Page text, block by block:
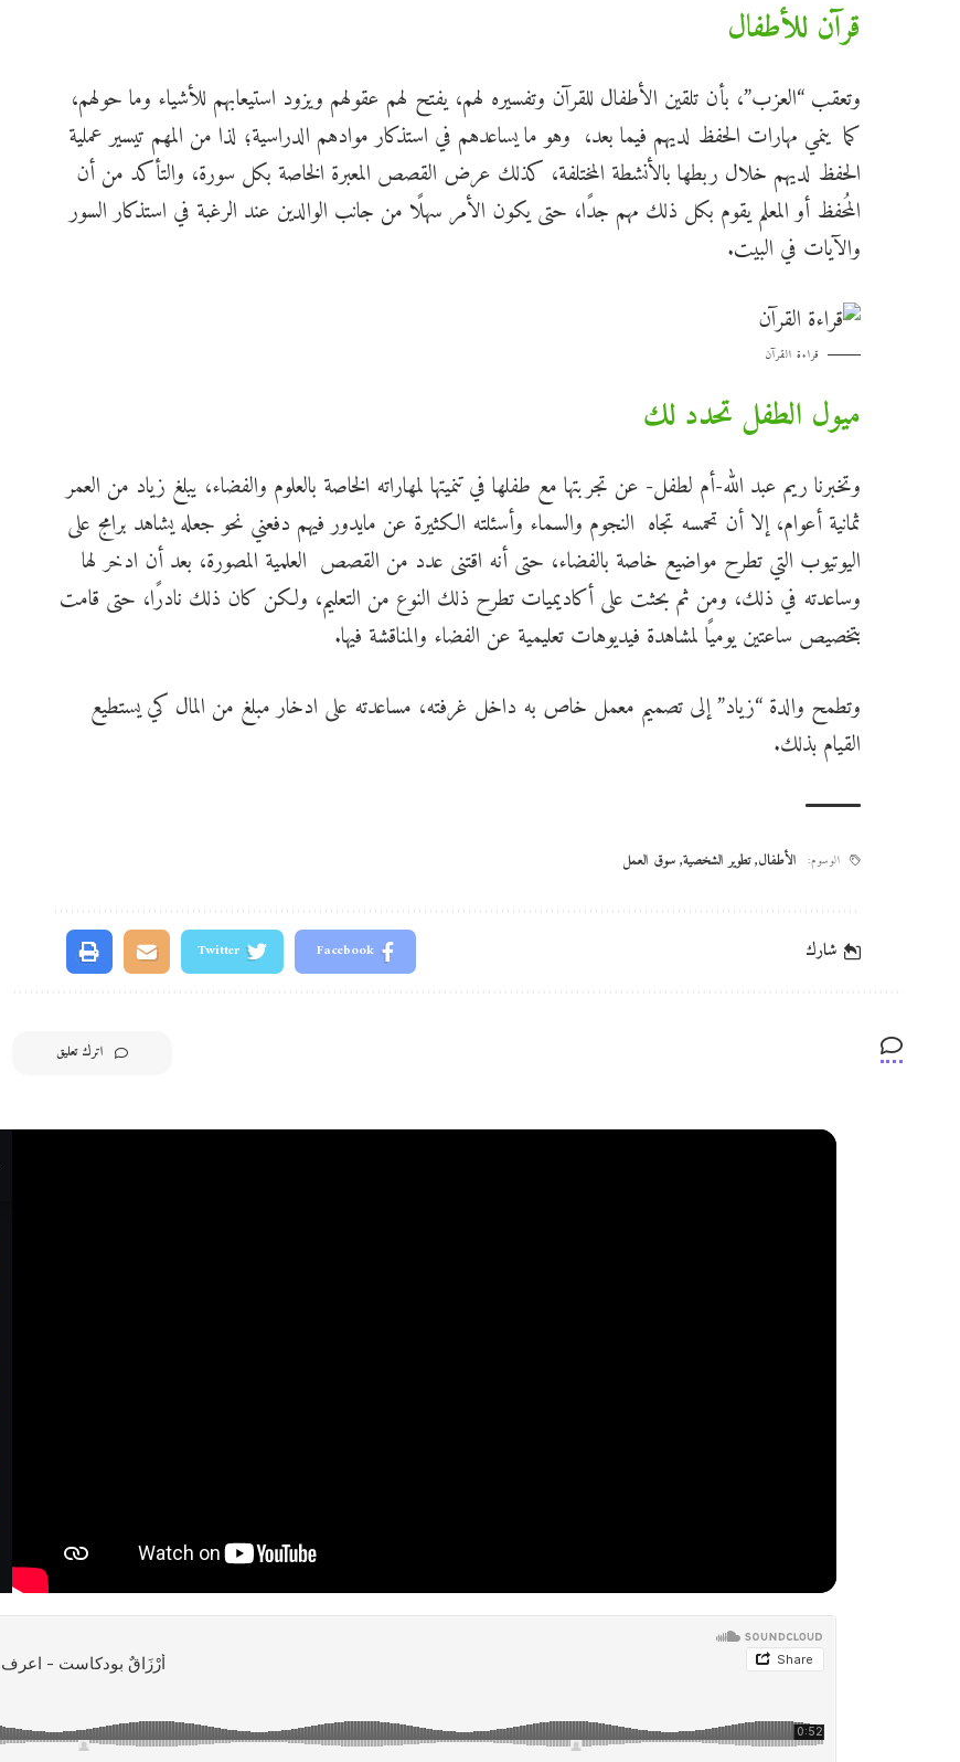
قرآن للأطفال
وتعقب “العزب”، بأن تلقين الأطفال للقرآن وتفسيره لهم، يفتح لهم عقولهم ويزود استيعابهم للأشياء وما حولهم،
كما ينمي مهارات الحفظ لديهم فيما بعد، وهو ما يساعدهم في استذكار موادهم الدراسية؛ لذا من المهم تيسير عملية
الحفظ لديهم خلال ربطها بالأنشطة المختلفة، كذلك عرض القصص المعبرة الخاصة بكل سورة، والتأكد من أن
المُحفظ أو المعلم يقوم بكل ذلك مهم جدًا، حتى يكون الأمر سهلًا من جانب الوالدين عند الرغبة في استذكار السور
والآيات في البيت.
قراءة القرآن
ميول الطفل تحدد لك
وتخبرنا ريم عبد الله-أم لطفل- عن تجربتها مع طفلها في تنميتها لمهاراته الخاصة بالعلوم والفضاء، يبلغ زياد من العمر
ثمانية أعوام، إلا أن تحمسه تجاه النجوم والسماء وأسئلته الكثيرة عن مايدور فيهم دفعني نحو جعله يشاهد برامج على
اليوتيوب التي تطرح مواضيع خاصة بالفضاء، حتى أنه اقتنى عدد من القصص العلمية المصورة، بعد أن ادخر لها
وساعدته في ذلك، ومن ثم بحثت على أكاديميات تطرح ذلك النوع من التعليم، ولكن كان ذلك نادرًا، حتى قامت
بتخصيص ساعتين يوميًا لمشاهدة فيديوهات تعليمية عن الفضاء والمناقشة فيها.
وتطمح والدة “زياد” إلى تصميم معمل خاص به داخل غرفته، مساعدته على ادخار مبلغ من المال كي يستطيع
القيام بذلك.
الوسوم: الأطفال,تطوير الشخصية,سوق العمل
شارك Facebook
Twitter
اترك تعليق